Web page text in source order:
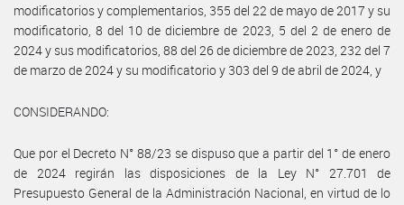
modificatorios y complementarios, 355 del 22 de mayo de 2017 y su
modificatorio, 8 del 10 de diciembre de 2023, 5 del 2 de enero de
2024 y sus modificatorios, 88 del 26 de diciembre de 2023, 232 del 7
de marzo de 2024 y su modificatorio y 303 del 9 de abril de 2024, y
CONSIDERANDO:
Que por el Decreto N° 88/23 se dispuso que a partir del 1° de enero
de 2024 regirán las disposiciones de la Ley N° 27.701 de
Presupuesto General de la Administración Nacional, en virtud de lo